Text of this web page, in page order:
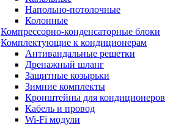
Напольно-потолочные
Колонные
Компрессорно-конденсаторные блоки
Комплектующие к кондиционерам
Антивандальные решетки
Дренажный шланг
Защитные козырьки
Зимние комплекты
Кронштейны для кондиционеров
Кабель и провод
Wi-Fi модули